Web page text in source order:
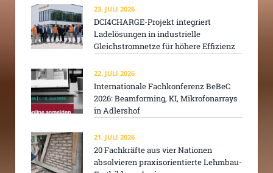
23. JULI 2026
DCI4CHARGE-Projekt integriert
Ladelösungen in industrielle
Gleichstromnetze für höhere Effizienz
22. JULI 2026
Internationale Fachkonferenz BeBeC
2026: Beamforming, KI, Mikrofonarrays
in Adlershof
21. JULI 2026
20 Fachkräfte aus vier Nationen
absolvieren praxisorientierte Lehmbau-